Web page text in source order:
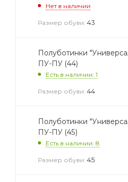
Нет в наличии
Размер обуви: 43
Полуботинки
ПУ-ПУ (44)
Есть в наличии: 1
Размер обуви: 44
Полуботинки
ПУ-ПУ (45)
Есть в наличии: 8
Размер обуви: 45